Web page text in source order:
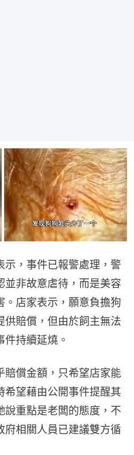
示，事件已報警處理，警
並非故意虐待，而是美容
。店家表示，願意負擔狗
供賠償，但由於飼主無法
持續延燒。
賠償金額，只希望店家能
希望藉由公開事件提醒其
說重點是老闆的態度，不
府相關人員已建議雙方循